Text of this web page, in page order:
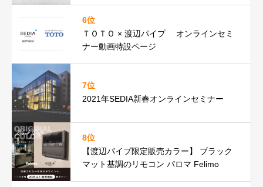
6位
ＴＯＴＯ × 渡辺パイプ オンラインセミ
ナー動画特設ページ
7位
2021年SEDIA新春オンラインセミナー
8位
【渡辺パイプ限定販売カラー】 ブラック
マット基調のリモコン パロマ Felimo